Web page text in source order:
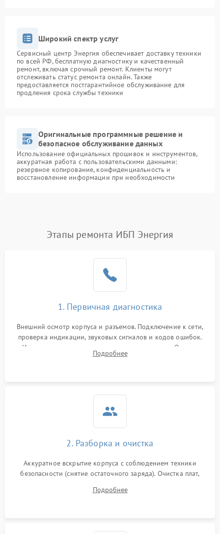
Широкий спектр услуг
Сервисный центр Энергия обеспечивает доставку техники
по всей РФ, бесплатную диагностику и качественный
ремонт, включая срочный ремонт. Клиенты могут
отслеживать статус ремонта онлайн. Также
предоставляется постгарантийное обслуживание для
продления срока службы техники
Оригинальные программные решение и
безопасное обслуживание данных
Использование официальных прошивок и инструментов,
аккуратная работа с пользовательскими данными:
резервное копирование, конфиденциальность и
восстановление информации при необходимости
Этапы ремонта ИБП Энергия
1. Первичная диагностика
Внешний осмотр корпуса и разъемов. Подключение к сети,
проверка индикации, звуковых сигналов и кодов ошибок.
Измерение входного и выходного напряжения. Оценка
реакции ИБП на отключение основного питания без
Подробнее
2. Разборка и очистка
Аккуратное вскрытие корпуса с соблюдением техники
безопасности (снятие остаточного заряда). Очистка плат,
и кистей для предотвращения перегрева и замыканий.
Подробнее